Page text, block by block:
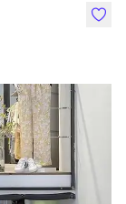
like